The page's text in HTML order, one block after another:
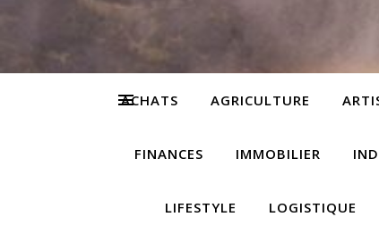
ACHATS AGRICULTURE
FINANCES IMMOBILIER
LIFESTYLE LOGISTIQUE